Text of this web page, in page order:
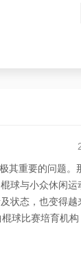
其重要的问题。
球与小众休闲
状态，也变得
球比赛培育机